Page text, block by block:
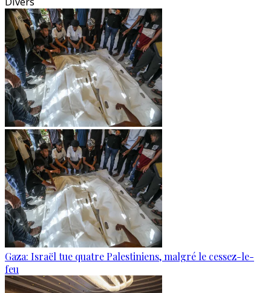
Gaza: Israël tue quatre Palestiniens, malgré le cessez-le-
feu